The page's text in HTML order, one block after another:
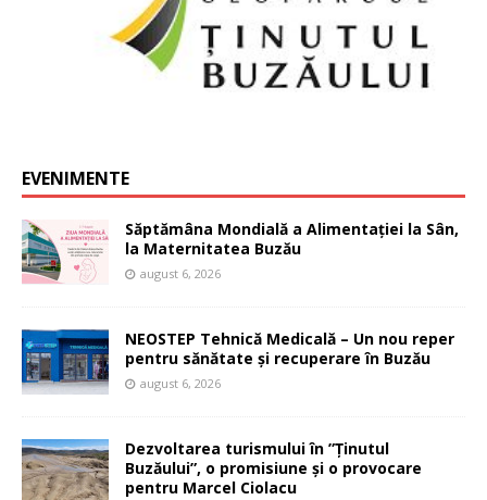
EVENIMENTE
Săptămâna Mondială a Alimentației la Sân,
la Maternitatea Buzău
august 6, 2026
NEOSTEP Tehnică Medicală – Un nou reper
pentru sănătate și recuperare în Buzău
august 6, 2026
Dezvoltarea turismului în ”Ținutul
Buzăului”, o promisiune și o provocare
pentru Marcel Ciolacu